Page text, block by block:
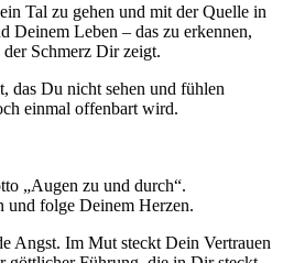
Tal zu gehen und mit der Quelle in
Deinem Leben – das zu erkennen,
Schmerz Dir zeigt.
das Du nicht sehen und fühlen
einmal offenbart wird.
„Augen zu und durch“.
und folge Deinem Herzen.
Angst. Im Mut steckt Dein Vertrauen